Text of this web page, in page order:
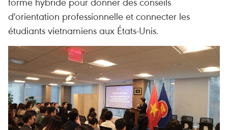
d'orientation professionnelle et connecter les
étudiants vietnamiens aux États-Unis.